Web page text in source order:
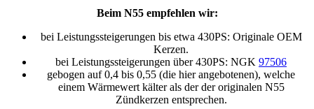
Beim N55 empfehlen wir:
bei Leistungssteigerungen bis etwa 430PS: Originale OEM
Kerzen.
bei Leistungssteigerungen über 430PS: NGK 97506
gebogen auf 0,4 bis 0,55 (die hier angebotenen), welche
einem Wärmewert kälter als der der originalen N55
Zündkerzen entsprechen.